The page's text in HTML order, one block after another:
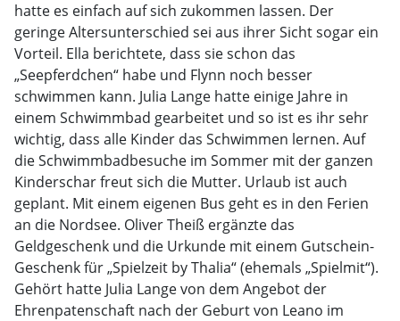
hatte es einfach auf sich zukommen lassen. Der
geringe Altersunterschied sei aus ihrer Sicht sogar ein
Vorteil. Ella berichtete, dass sie schon das
„Seepferdchen“ habe und Flynn noch besser
schwimmen kann. Julia Lange hatte einige Jahre in
einem Schwimmbad gearbeitet und so ist es ihr sehr
wichtig, dass alle Kinder das Schwimmen lernen. Auf
die Schwimmbadbesuche im Sommer mit der ganzen
Kinderschar freut sich die Mutter. Urlaub ist auch
geplant. Mit einem eigenen Bus geht es in den Ferien
an die Nordsee. Oliver Theiß ergänzte das
Geldgeschenk und die Urkunde mit einem Gutschein-
Geschenk für „Spielzeit by Thalia“ (ehemals „Spielmit“).
Gehört hatte Julia Lange von dem Angebot der
Ehrenpatenschaft nach der Geburt von Leano im